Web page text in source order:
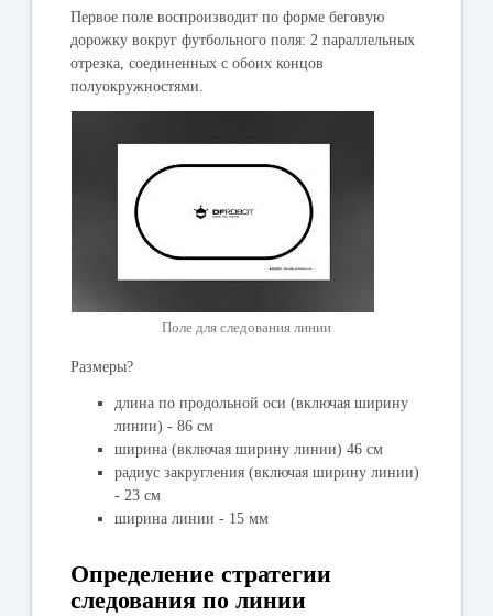
Первое поле воспроизводит по форме беговую
дорожку вокруг футбольного поля: 2 параллельных
отрезка, соединенных с обоих концов
полуокружностями.
Поле для следования линии
Размеры?
длина по продольной оси (включая ширину
линии) - 86 см
ширина (включая ширину линии) 46 см
радиус закругления (включая ширину линии)
- 23 см
ширина линии - 15 мм
Определение стратегии
следования по линии